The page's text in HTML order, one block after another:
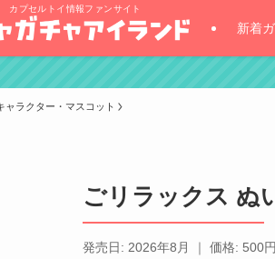
カプセルトイ情報ファンサイト
新着
ャラクター・マスコット
ごリラックス ぬ
発売日: 2026年8月 ｜ 価格: 500